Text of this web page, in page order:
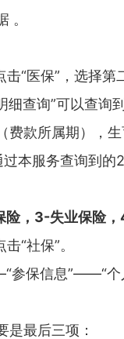
。
“医保”，选择第
细查询”可以查询
费款所属期），
本服务查询到的
险，3-失业保险
“社保”。
参保信息”——“个
是最后三项：